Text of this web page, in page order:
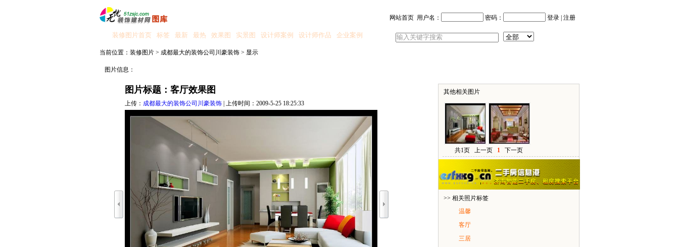
网站首页 用户名： 密码： 登录 | 注册
装修图片首页 标签 最新 最热 效果图 实景图 设计师案例 设计师作品 企业案例
当前位置： 装修图片 > 成都最大的装饰公司川豪装饰 > 显示
图片信息：
图片标题：客厅效果图
上传： 成都最大的装饰公司川豪装饰 | 上传时间：2009-5-25 18:25:33
其他相关图片
共1页 上一页 1 下一页
>> 相关照片标签
温馨
客厅
三居